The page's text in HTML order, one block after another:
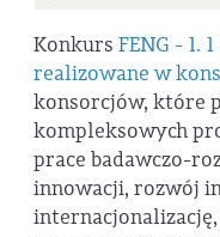
Konkurs FENG - 1.
realizowane w
konsorcjów, które
kompleksowych
prace badawczo-
innowacji, rozwój